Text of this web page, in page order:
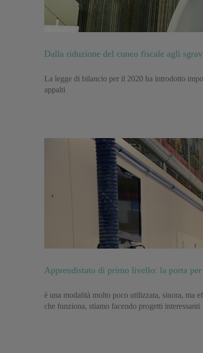
Dalla riduzione del cuneo fiscale agli
La legge di bilancio per il 2020 ha introdotto
appalti
Apprendistato di primo livello: la porta
è una modalità molto poco utilizzata, sinora, ma
che funziona, stiamo facendo progetti interessanti